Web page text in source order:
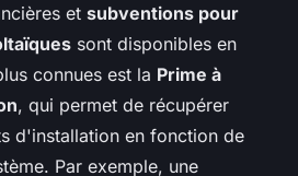
et subventions pour
sont disponibles en
connues est la Prime à
, qui permet de récupérer
d'installation en fonction de
Par exemple, une